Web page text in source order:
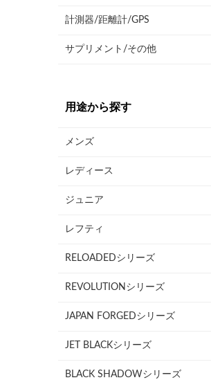
計測器/距離計/GPS
サプリメント/その他
用途から探す
メンズ
レディース
ジュニア
レフティ
RELOADEDシリーズ
REVOLUTIONシリーズ
JAPAN FORGEDシリーズ
JET BLACKシリーズ
BLACK SHADOWシリーズ